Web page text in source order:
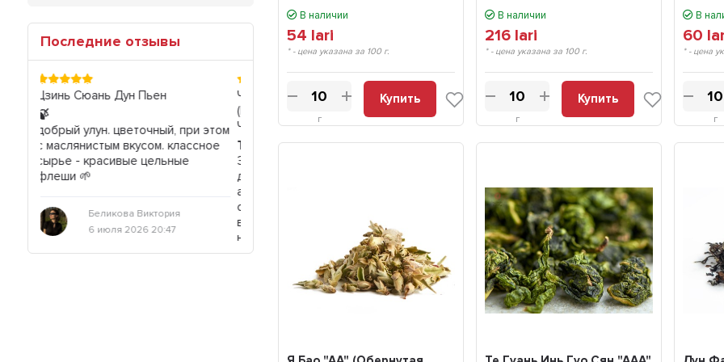
Последние отзывы
Чжэн Шань Сяо Чжун 9.0 "АА"
(Малый Вид с Настоящих Гор),
Чайная Почта, 100г., 2026г.
Топ за свои деньги
Запах чая поначалу заставляет
думать, что он
он классный. Но вкус держится во
всех проливах, медово-лимонные
нотки. Отличный красняк.
Шу пуэр "Древесное вино" (Му Е
Чунь 001), Мэнку, 2022 г., 400 г.
Очень интересный пуэр:
приятный, всё как должно быть -
однозначно рекомендую
попробовать.
Олег
Лао Мао Ча Те Гуань Инь от
мастера Чжана, деревня Чжен
Шань, осень 2005 г.
☀️
свежескошенная трава в саду, и
подсушенное сено на чердаке и
вкусные варенья с погреба.
офигенный солнечный чай
Беликова Виктория
20 апреля 2026 17:45
Шу пуэр
(Бо Цзюнь),
Лучший
Ароматный,
22
В наличии
54 lari
* - цена указана за 100 г.
г
Купить
В наличии
216 lari
* - цена указана за 100 г.
г
Купить
В
60
* - цена
г